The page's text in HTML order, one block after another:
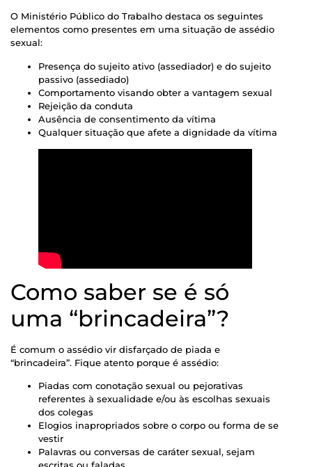
O Ministério Público do Trabalho destaca os seguintes
elementos como presentes em uma situação de assédio
sexual:
Presença do sujeito ativo (assediador) e do sujeito
passivo (assediado)
Comportamento visando obter a vantagem sexual
Rejeição da conduta
Ausência de consentimento da vítima
Qualquer situação que afete a dignidade da vítima
Como saber se é só
uma “brincadeira”?
É comum o assédio vir disfarçado de piada e
“brincadeira”. Fique atento porque é assédio:
Piadas com conotação sexual ou pejorativas
referentes à sexualidade e/ou às escolhas sexuais
dos colegas
Elogios inapropriados sobre o corpo ou forma de se
vestir
Palavras ou conversas de caráter sexual, sejam